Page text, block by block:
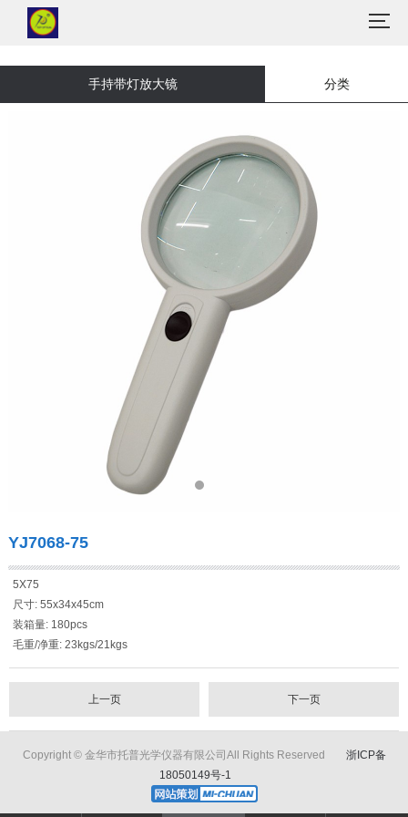
手持带灯放大镜 分类
YJ7068-75
5X75
尺寸: 55x34x45cm
装箱量: 180pcs
毛重/净重: 23kgs/21kgs
上一页 下一页
Copyright © 金华市托普光学仪器有限公司All Rights Reserved
浙ICP备
18050149号-1